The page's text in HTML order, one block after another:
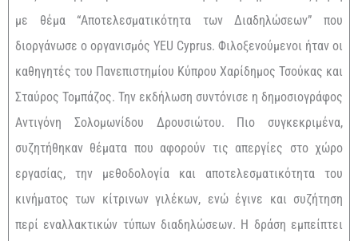
με θέμα “Αποτελεσματικότητα των Διαδηλώσεων” που
διοργάνωσε ο οργανισμός YEU Cyprus. Φιλοξενούμενοι ήταν οι
καθηγητές του Πανεπιστημίου Κύπρου Χαρίδημος Τσούκας και
Σταύρος Τομπάζος. Την εκδήλωση συντόνισε η δημοσιογράφος
Αντιγόνη Σολομωνίδου Δρουσιώτου. Πιο συγκεκριμένα,
συζητήθηκαν θέματα που αφορούν τις απεργίες στο χώρο
εργασίας, την μεθοδολογία και αποτελεσματικότητα του
κινήματος των κίτρινων γιλέκων, ενώ έγινε και συζήτηση
περί εναλλακτικών τύπων διαδηλώσεων. Η δράση εμπείπτει